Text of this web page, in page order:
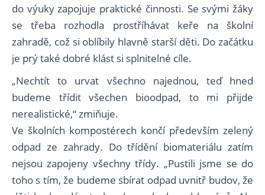
do výuky zapojuje praktické činnosti. Se svými žáky
se třeba rozhodla prostříhávat keře na školní
zahradě, což si oblíbily hlavně starší děti. Do začátku
je prý také dobré klást si splnitelné cíle.
„Nechtít to urvat všechno najednou, teď hned
budeme třídit všechen bioodpad, to mi přijde
nerealistické,“ zmiňuje.
Ve školních kompostérech končí především zelený
odpad ze zahrady. Do třídění biomateriálu zatím
nejsou zapojeny všechny třídy. „Pustili jsme se do
toho s tím, že budeme sbírat odpad uvnitř budov, že